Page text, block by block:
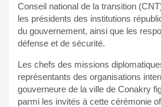
Conseil national de la transition
les présidents des institutions
du gouvernement, ainsi que les
défense et de sécurité.
Les chefs des missions
représentants des organisations
gouverneure de la ville de Conakry
parmi les invités à cette cérémonie